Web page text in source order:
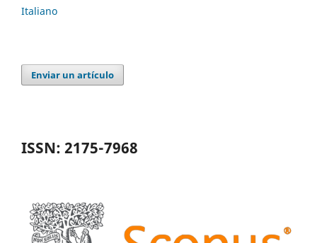
Italiano
Enviar un artículo
ISSN: 2175-7968